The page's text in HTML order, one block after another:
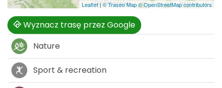
Leaflet|© Traseo Map© OpenStreetMap contributors
Wyznacz trasę przez Google
Nature
Sport & recreation